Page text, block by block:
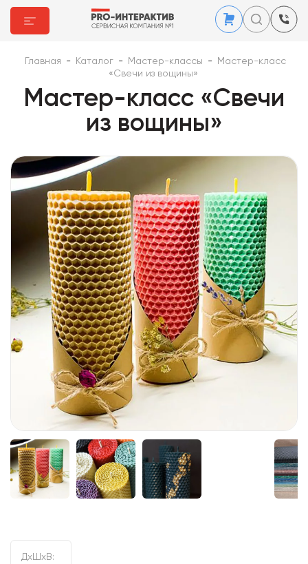
Главная - Каталог - Мастер-классы -
Мастер-класс
«Свечи из вощины»
Мастер-класс «Свечи
из вощины»
ДxШxВ: